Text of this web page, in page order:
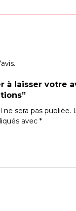
à laisser votre
sera pas publiée.
avec *